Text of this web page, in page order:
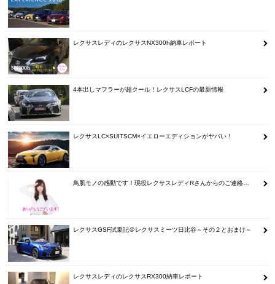
レクサスレディのレクサスNX300h納車レポート
4本出しマフラーが超クール！レクサスLCFの最新情報
レクサスLC×SUITSCM×イエローエディションがヤバい！
鳥肌モノの感動です！現役レクサスレディRさんからのご連絡…
レクサスGSF試乗記＠レクサスミーツ日比谷～その２とおまけ～
レクサスレディのレクサスRX300納車レポート